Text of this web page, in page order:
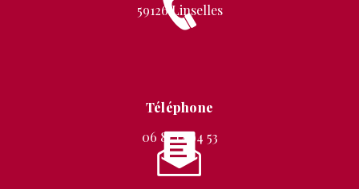
59126 Linselles
Téléphone
06 87 12 94 53